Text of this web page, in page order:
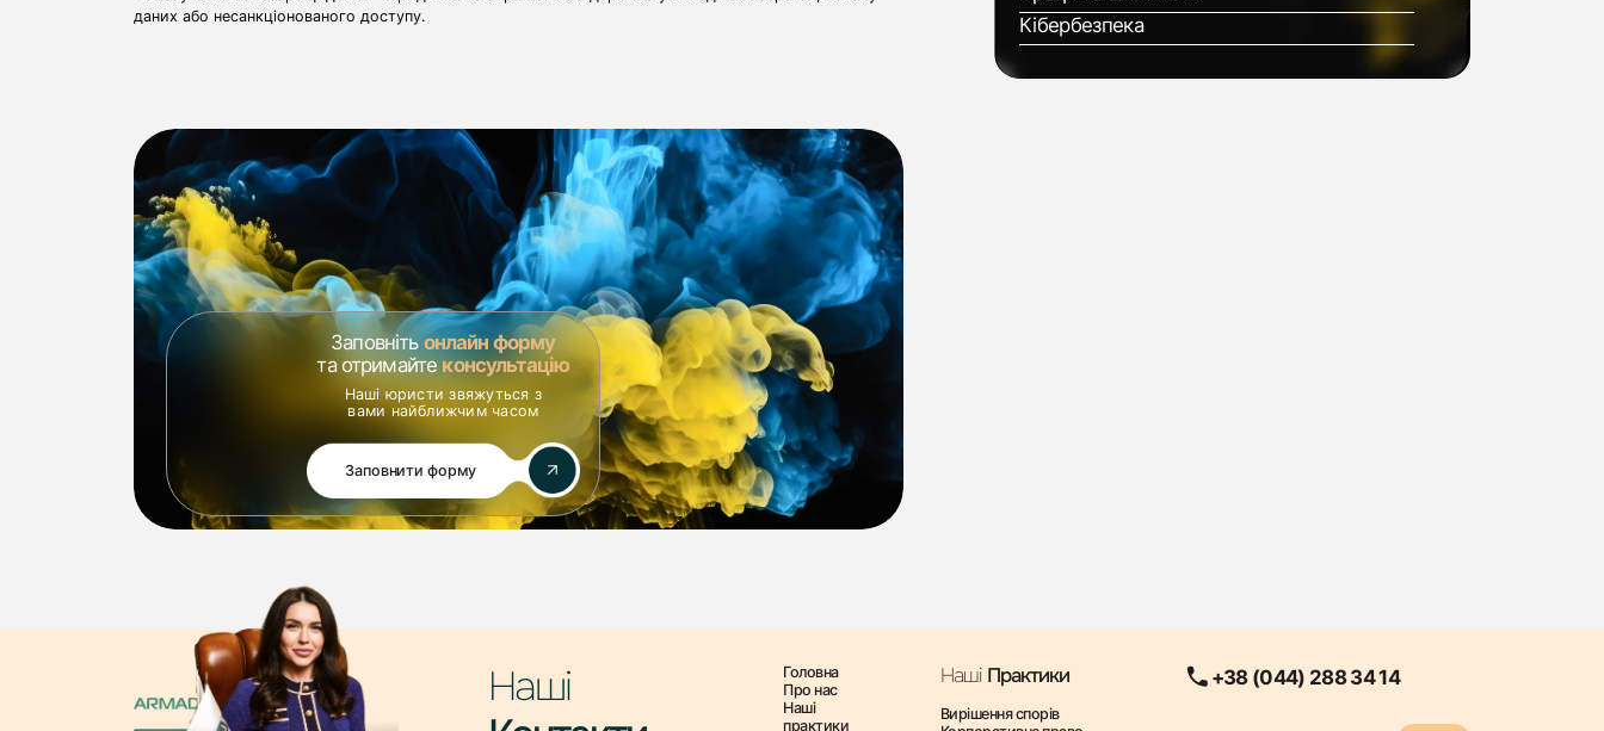
даних або несанкціонованого доступу.
міжнародних стандартів.
• Захист цифрових активів та репутації – правова підтримка у питаннях онлайн-шахрайства, захисту
ділової репутації та інтелектуальної власності в цифровому просторі.
• Супровід міжнародних проєктів – юридична підтримка транскордонних IT- та fintech-проєктів із
дотриманням міжнародних вимог кібербезпеки.
Чому обирають ARMADUM LAWYERS?
• Комплексний підхід – поєднання юридичної експертизи та сучасних рішень у сфері кібербезпеки.
• Глибока експертиза – досвід супроводу бізнесу у питаннях цифрової безпеки та захисту даних.
• Персоналізовані рішення – адаптація стратегії захисту під специфіку кожного бізнесу.
• Конфіденційність та безпека – гарантуємо захист інформації та інтересів клієнтів.
• Оперативна підтримка 24/7 – швидке реагування на критичні кіберзагрози та інциденти.
Захищайте свій бізнес у цифровому світі разом із професіоналами!
Кібератаки та витоки даних можуть завдати серйозних фінансових і репутаційних втрат компанії.
Довірте кіберзахист досвідченим фахівцям ARMADUM LAWYERS, які допоможуть створити ефективну
Заповнітьонлайн форму
та отримайтеконсультацію
Наші юристи звяжуться з
вами найближчим часом
Заповнити форму
Кібербезпека
Наші
Головна
Про нас
Наші
практики
Наші Практики
Вирішення спорів
+38 (044) 288 34 14